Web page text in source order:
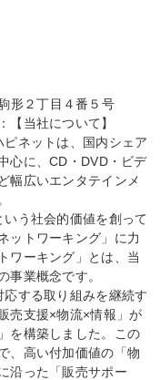
形２丁目４番５号
【当社について】
ネットは、国内シェア
心に、CD・DVD・ビデ
幅広いエンタテインメ
う社会的価値を創って
ットワーキング」に力
ワーキング」とは、当
事業概念です。
する取り組みを継続す
売支援×物流×情報」が
を構築しました。この
、高い付加価値の「物
沿った「販売サポー